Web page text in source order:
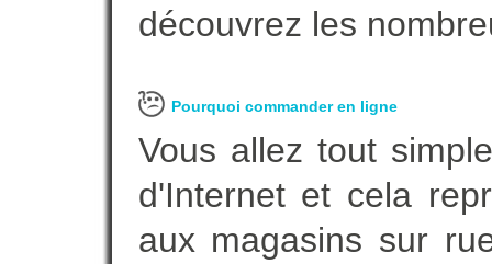
découvrez les
Pourquoi commander en ligne
Vous allez tout
d'Internet et cela
aux magasins sur